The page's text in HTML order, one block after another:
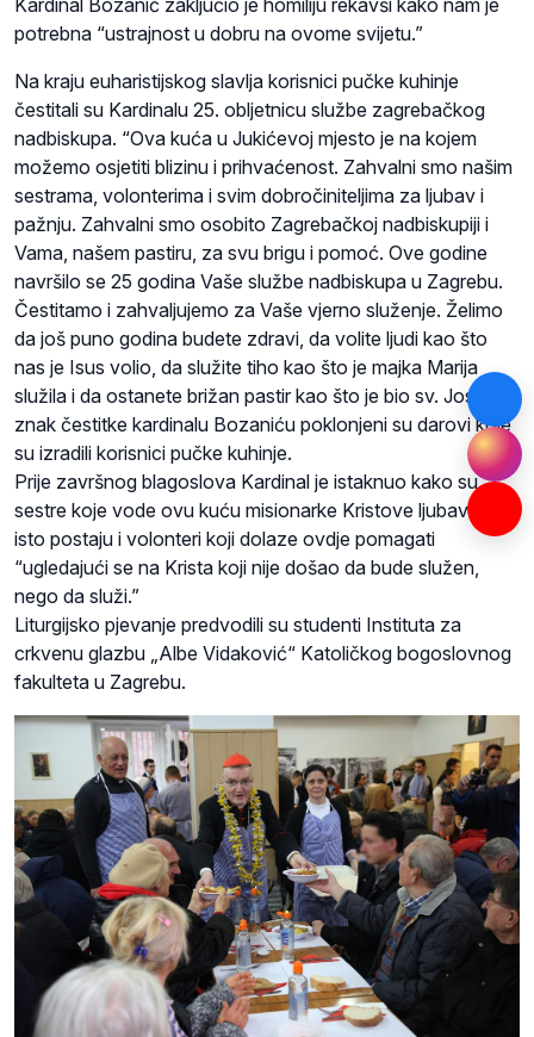
potrebna “ustrajnost u dobru na ovome svijetu.”
Na kraju euharistijskog slavlja korisnici pučke kuhinje
čestitali su Kardinalu 25. obljetnicu službe zagrebačkog
nadbiskupa. “Ova kuća u Jukićevoj mjesto je na kojem
možemo osjetiti blizinu i prihvaćenost. Zahvalni smo našim
sestrama, volonterima i svim dobročiniteljima za ljubav i
pažnju. Zahvalni smo osobito Zagrebačkoj nadbiskupiji i
Vama, našem pastiru, za svu brigu i pomoć. Ove godine
navršilo se 25 godina Vaše službe nadbiskupa u Zagrebu.
Čestitamo i zahvaljujemo za Vaše vjerno služenje. Želimo
da još puno godina budete zdravi, da volite ljudi kao što
nas je Isus volio, da služite tiho kao što je majka Marija
služila i da ostanete brižan pastir kao što je bio sv. Josip.” U
znak čestitke kardinalu Bozaniću poklonjeni su darovi koje
su izradili korisnici pučke kuhinje.
Prije završnog blagoslova Kardinal je istaknuo kako su
sestre koje vode ovu kuću misionarke Kristove ljubavi, a
isto postaju i volonteri koji dolaze ovdje pomagati
“ugledajući se na Krista koji nije došao da bude služen,
nego da služi.”
Liturgijsko pjevanje predvodili su studenti Instituta za
crkvenu glazbu „Albe Vidaković“ Katoličkog bogoslovnog
fakulteta u Zagrebu.